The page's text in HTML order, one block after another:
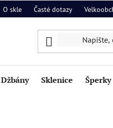
O skle Časté dotazy
Džbány Sklenice Šperky